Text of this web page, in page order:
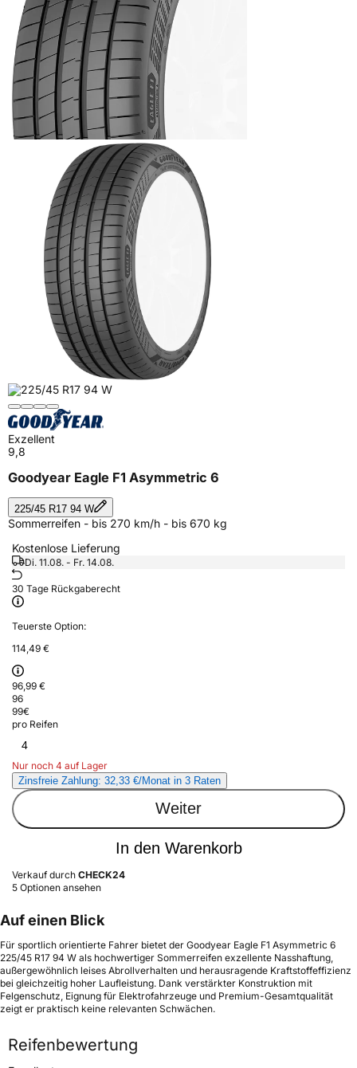
Exzellent
9,8
Goodyear Eagle F1 Asymmetric 6
225/45 R17 94 W
Sommerreifen - bis 270 km/h - bis 670 kg
Kostenlose Lieferung
Di. 11.08. - Fr. 14.08.
30 Tage Rückgaberecht
Teuerste Option:
114,49 €
96,99 €
96
99€
pro Reifen
4
Nur noch 4 auf Lager
Zinsfreie Zahlung: 32,33 €/Monat in 3 Raten
Weiter
In den Warenkorb
Verkauf durch CHECK24
5 Optionen ansehen
Auf einen Blick
Für sportlich orientierte Fahrer bietet der Goodyear Eagle F1 Asymmetric 6
225/45 R17 94 W als hochwertiger Sommerreifen exzellente Nasshaftung,
außergewöhnlich leises Abrollverhalten und herausragende Kraftstoffeffizienz
bei gleichzeitig hoher Laufleistung. Dank verstärkter Konstruktion mit
Felgenschutz, Eignung für Elektrofahrzeuge und Premium-Gesamtqualität
zeigt er praktisch keine relevanten Schwächen.
Reifenbewertung